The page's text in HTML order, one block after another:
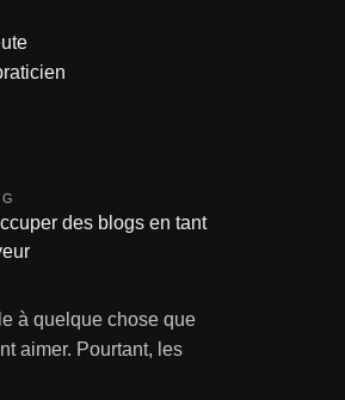
des blogs en tant
à quelque chose que
aimer. Pourtant, les